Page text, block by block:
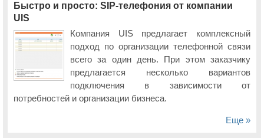
Быстро и просто: SIP-телефония от компании
UIS
Компания UIS предлагает комплексный
подход по организации телефонной связи
всего за один день. При этом заказчику
предлагается несколько вариантов
подключения в зависимости от
потребностей и организации бизнеса.
Еще »